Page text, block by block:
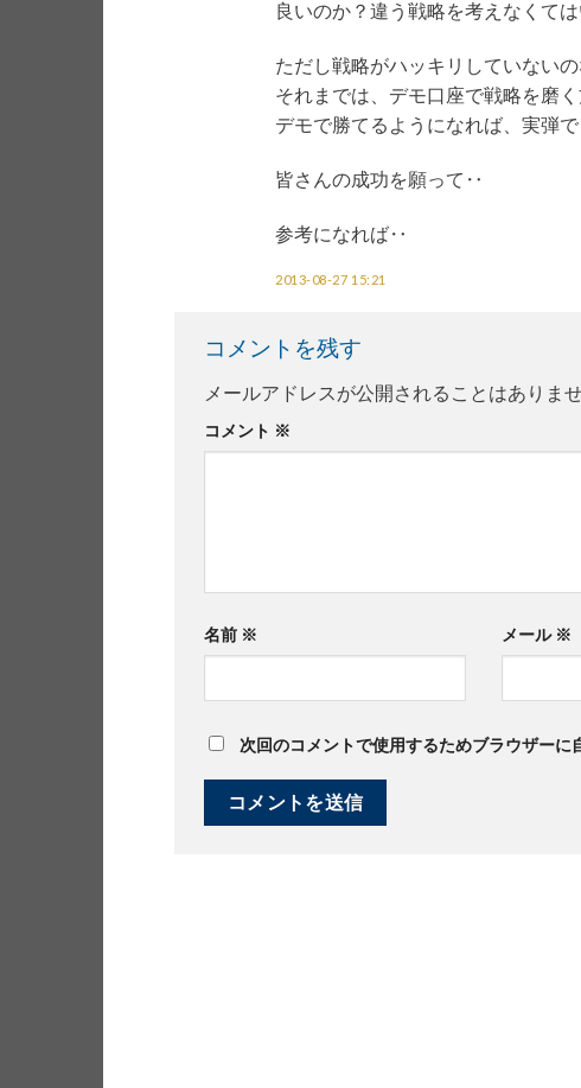
良いのか？違う戦略を考えなくて
ただし戦略がハッキリしていない
それまでは、デモ口座で戦略を磨く
デモで勝てるようになれば、実弾
皆さんの成功を願って‥
参考になれば‥
2013-08-27 15:21
コメントを残す
メールアドレスが公開されることはありませ
コメント ※
名前 ※ メール ※
次回のコメントで使用するためブラウザーに